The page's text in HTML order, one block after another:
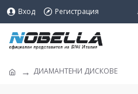
Вход Регистрация
ДИАМАНТЕНИ ДИСКОВЕ